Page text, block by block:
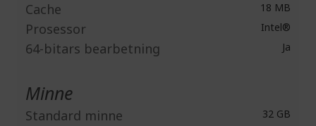
Cache 18 MB
Prosessor Intel®
64-bitars bearbetning Ja
Minne
Standard minne 32 GB